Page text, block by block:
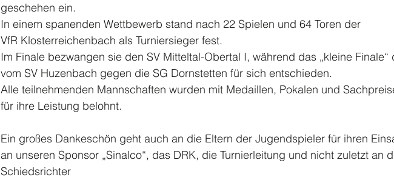
geschehen ein.
In einem spanenden Wettbewerb stand nach 22 Spielen und 64 Toren der
VfR Klosterreichenbach als Turniersieger fest.
Im Finale bezwangen sie den SV Mitteltal-Obertal I, während das „kleine Finale“
vom SV Huzenbach gegen die SG Dornstetten für sich entschieden.
Alle teilnehmenden Mannschaften wurden mit Medaillen, Pokalen und
für ihre Leistung belohnt.
Ein großes Dankeschön geht auch an die Eltern der Jugendspieler für ihren
an unseren Sponsor „Sinalco“, das DRK, die Turnierleitung und nicht zuletzt an
Schiedsrichter